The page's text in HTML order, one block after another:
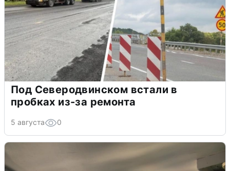
Под Северодвинском встали в
пробках из-за ремонта
5 августа 0